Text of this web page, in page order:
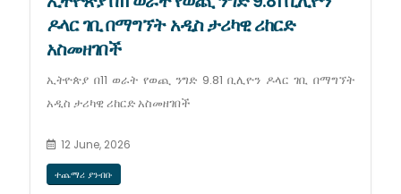
ዶላር ገቢ በማግኘት አዲስ ታሪካዊ ሪከርድ
አስመዘገበች
ኢትዮጵያ በ11 ወራት የወጪ ንግድ 9.81 ቢሊዮን ዶላር ገቢ በማግኘት
አዲስ ታሪካዊ ሪከርድ አስመዘገበች
12 June, 2026
ተጨማሪ ያንብቡ